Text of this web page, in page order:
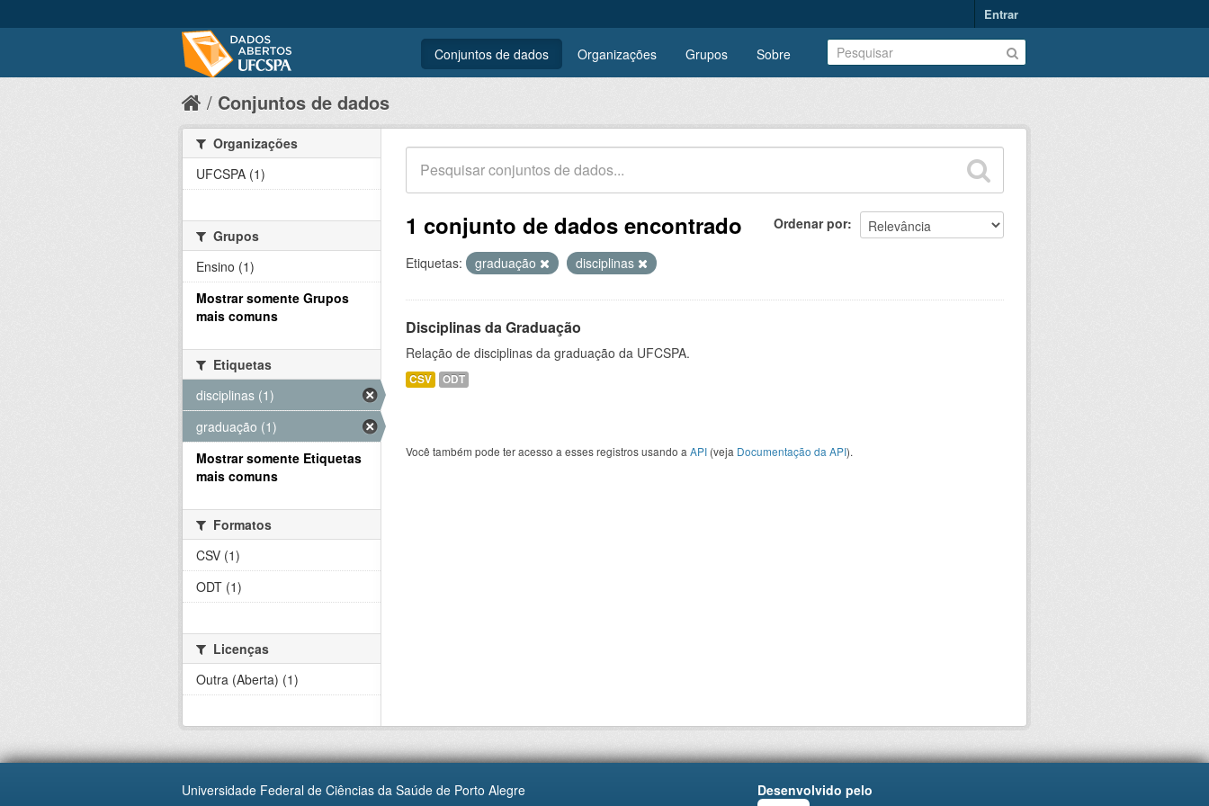
Entrar
Conjuntos de dados Organizações Grupos Sobre
Conjuntos de dados
Ordenar por
1 conjunto de dados encontrado
Etiquetas: graduação disciplinas
Disciplinas da Graduação
Relação de disciplinas da graduação da UFCSPA.
CSV ODT
Você também pode ter acesso a esses registros usando a API (veja Documentação da API).
Organizações
UFCSPA (1)
Grupos
Ensino (1)
Mostrar somente Grupos
mais comuns
Etiquetas
disciplinas (1)
graduação (1)
Mostrar somente Etiquetas
mais comuns
Formatos
CSV (1)
ODT (1)
Licenças
Outra (Aberta) (1)
Universidade Federal de Ciências da Saúde de Porto Alegre
Desenvolvido pelo